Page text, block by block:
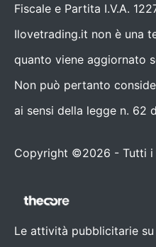
Fiscale e Partita I.V.A.
Ilovetrading.it non è una
quanto viene aggiornato
Non può pertanto
ai sensi della legge n. 62
Copyright ©2026 - Tutti
Le attività pubblicitarie